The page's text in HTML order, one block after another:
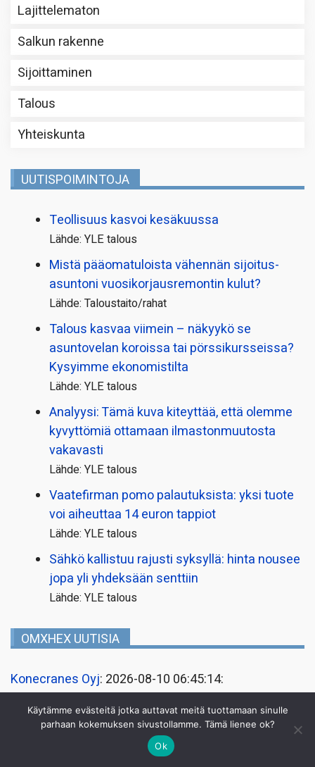
Lajittelematon
Salkun rakenne
Sijoittaminen
Talous
Yhteiskunta
UUTISPOIMINTOJA
Teollisuus kasvoi kesäkuussa
Lähde: YLE talous
Mistä pääoma­tuloista vähennän sijoitus­
asuntoni vuosikorjaus­remontin kulut?
Lähde: Taloustaito/rahat
Talous kasvaa viimein – näkyykö se
asuntovelan koroissa tai pörssi­kursseissa?
Kysyimme ekonomistilta
Lähde: YLE talous
Analyysi: Tämä kuva kiteyttää, että olemme
kyvyttömiä ottamaan ilmaston­muutosta
vakavasti
Lähde: YLE talous
Vaatefirman pomo palautuksista: yksi tuote
voi aiheuttaa 14 euron tappiot
Lähde: YLE talous
Sähkö kallistuu rajusti syksyllä: hinta nousee
jopa yli yhdeksään senttiin
Lähde: YLE talous
OMXHEX UUTISIA
Konecranes Oyj: 2026-08-10 06:45:14:
Johtohenkilöiden liiketoimet
Konecranes Oyj: 2026-08-10 06:45:13:
Johtohenkilöiden liiketoimet
Käytämme evästeitä jotka auttavat meitä tuottamaan sinulle
parhaan kokemuksen sivustollamme. Tämä lienee ok?
Ok